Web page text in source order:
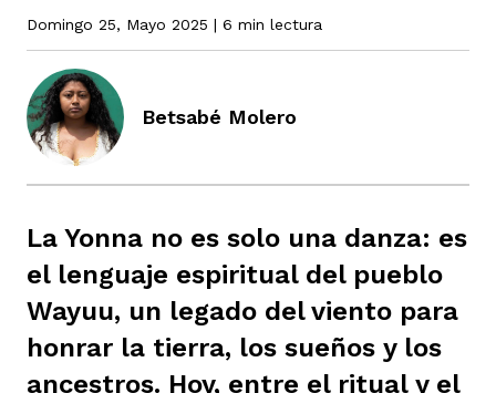
Domingo 25, Mayo 2025 | 6 min lectura
Betsabé Molero
La Yonna no es solo una danza: es
el lenguaje espiritual del pueblo
Wayuu, un legado del viento para
honrar la tierra, los sueños y los
ancestros. Hoy, entre el ritual y el
de Atrato
armado
país
Codazzi
de Atrato
Consonante
principios
de estilo